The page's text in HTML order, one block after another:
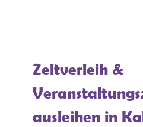
Zeltverleih &
ausleihen in